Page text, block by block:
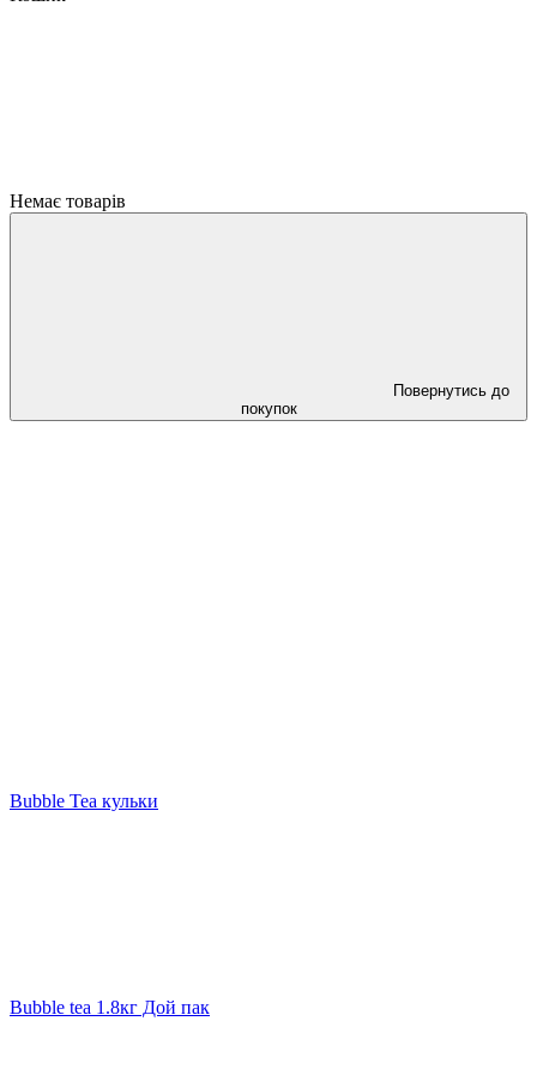
Немає товарів
Повернутись до
покупок
Bubble Tea кульки
Bubble tea 1.8кг Дой пак